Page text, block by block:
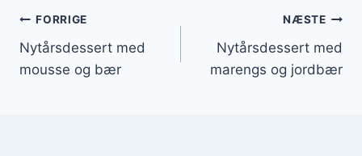
Indlægsnavigation
FORRIGE
Nytårsdessert med
mousse og bær
NÆSTE
Nytårsdessert med
marengs og jordbær